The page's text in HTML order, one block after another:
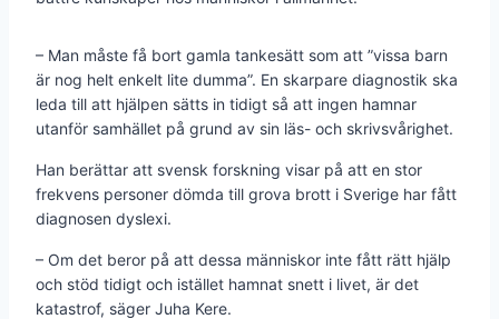
– Man måste få bort gamla tankesätt som att ”vissa barn
är nog helt enkelt lite dumma”. En skarpare diagnostik ska
leda till att hjälpen sätts in tidigt så att ingen hamnar
utanför samhället på grund av sin läs- och skrivsvårighet.
Han berättar att svensk forskning visar på att en stor
frekvens personer dömda till grova brott i Sverige har fått
diagnosen dyslexi.
– Om det beror på att dessa människor inte fått rätt hjälp
och stöd tidigt och istället hamnat snett i livet, är det
katastrof, säger Juha Kere.